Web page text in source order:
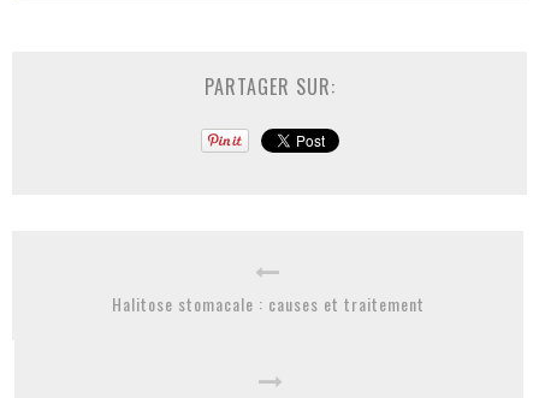
PARTAGER SUR:
Halitose stomacale : causes et traitement